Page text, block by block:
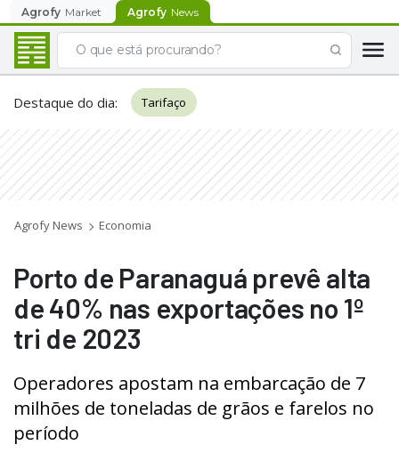
Agrofy Market Agrofy News
Destaque do dia: Tarifaço
Agrofy News Economia
Porto de Paranaguá prevê alta
de 40% nas exportações no 1º
tri de 2023
Operadores apostam na embarcação de 7
milhões de toneladas de grãos e farelos no
período